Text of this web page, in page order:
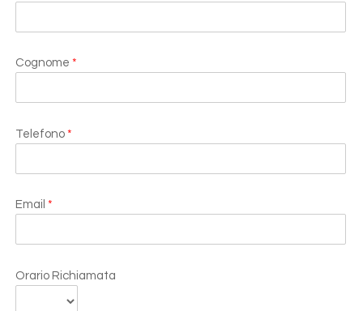
Cognome *
Telefono *
Email *
Orario Richiamata